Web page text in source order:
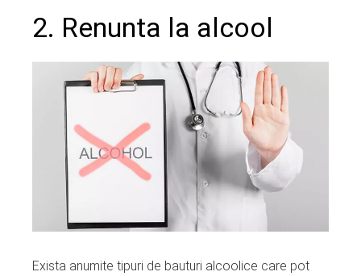
2. Renunta la alcool
Exista anumite tipuri de bauturi alcoolice care pot